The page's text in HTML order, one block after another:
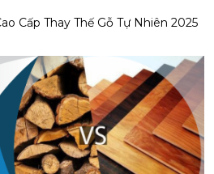
Cấp Thay Thế Gỗ Tự Nhiên 2025